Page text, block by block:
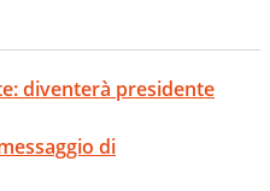
diventerà presidente
di